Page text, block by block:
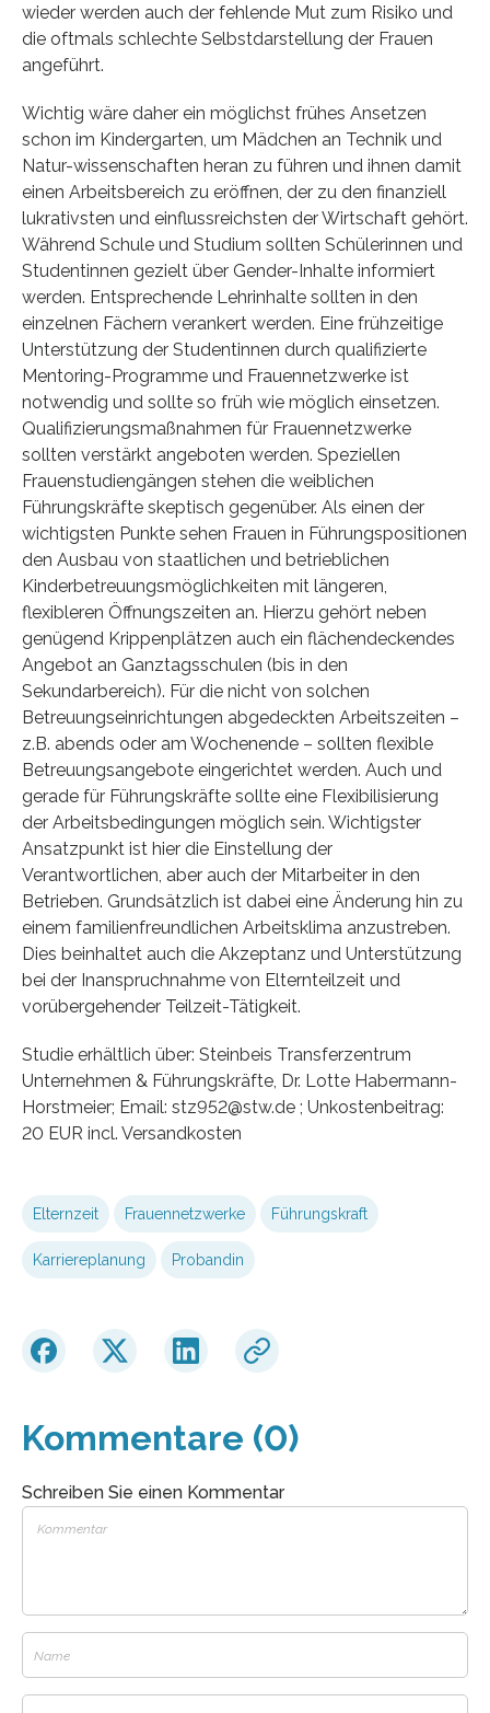
wieder werden auch der fehlende Mut zum Risiko und
die oftmals schlechte Selbstdarstellung der Frauen
angeführt.
Wichtig wäre daher ein möglichst frühes Ansetzen
schon im Kindergarten, um Mädchen an Technik und
Natur-wissenschaften heran zu führen und ihnen damit
einen Arbeitsbereich zu eröffnen, der zu den finanziell
lukrativsten und einflussreichsten der Wirtschaft gehört.
Während Schule und Studium sollten Schülerinnen und
Studentinnen gezielt über Gender-Inhalte informiert
werden. Entsprechende Lehrinhalte sollten in den
einzelnen Fächern verankert werden. Eine frühzeitige
Unterstützung der Studentinnen durch qualifizierte
Mentoring-Programme und Frauennetzwerke ist
notwendig und sollte so früh wie möglich einsetzen.
Qualifizierungsmaßnahmen für Frauennetzwerke
sollten verstärkt angeboten werden. Speziellen
Frauenstudiengängen stehen die weiblichen
Führungskräfte skeptisch gegenüber. Als einen der
wichtigsten Punkte sehen Frauen in Führungspositionen
den Ausbau von staatlichen und betrieblichen
Kinderbetreuungsmöglichkeiten mit längeren,
flexibleren Öffnungszeiten an. Hierzu gehört neben
genügend Krippenplätzen auch ein flächendeckendes
Angebot an Ganztagsschulen (bis in den
Sekundarbereich). Für die nicht von solchen
Betreuungseinrichtungen abgedeckten Arbeitszeiten –
z.B. abends oder am Wochenende – sollten flexible
Betreuungsangebote eingerichtet werden. Auch und
gerade für Führungskräfte sollte eine Flexibilisierung
der Arbeitsbedingungen möglich sein. Wichtigster
Ansatzpunkt ist hier die Einstellung der
Verantwortlichen, aber auch der Mitarbeiter in den
Betrieben. Grundsätzlich ist dabei eine Änderung hin zu
einem familienfreundlichen Arbeitsklima anzustreben.
Dies beinhaltet auch die Akzeptanz und Unterstützung
bei der Inanspruchnahme von Elternteilzeit und
vorübergehender Teilzeit-Tätigkeit.
Studie erhältlich über: Steinbeis Transferzentrum
Unternehmen & Führungskräfte, Dr. Lotte Habermann-
Horstmeier; Email: stz952@stw.de ; Unkostenbeitrag:
20 EUR incl. Versandkosten
Elternzeit Frauennetzwerke Führungskraft
Karriereplanung Probandin
Kommentare (0)
Schreiben Sie einen Kommentar